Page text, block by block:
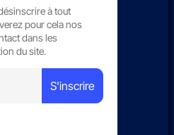
à tout
pour cela nos
dans les
du site.
S'inscrire